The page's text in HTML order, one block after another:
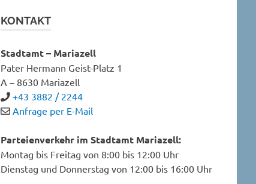
KONTAKT
Stadtamt – Mariazell
Pater Hermann Geist-Platz 1
A – 8630 Mariazell
+43 3882 / 2244
Anfrage per E-Mail
Parteienverkehr im Stadtamt Mariazell:
Montag bis Freitag von 8:00 bis 12:00 Uhr
Dienstag und Donnerstag von 12:00 bis 16:00 Uhr